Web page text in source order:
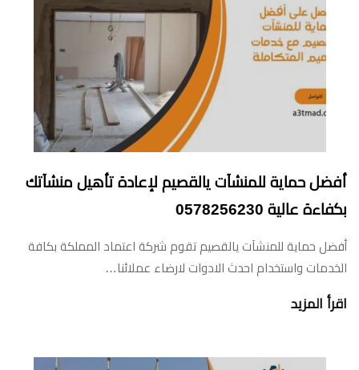
أفضل حماية للمنشآت يالقصيم لإعادة تأهيل منشآتك
بكفاءة عالية 0578256230
أفضل حماية للمنشآت يالقصيم تقوم شركة اعتماد المملكة بكافة
الخدمات واستخدام احدث الادوات لارضاء عملائنا…
اقرأ المزيد